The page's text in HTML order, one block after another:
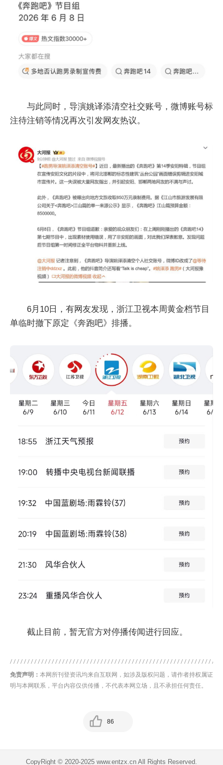
与此同时，导演姚译添清空社交账号，微博账号标
注待注销等情况再次引发网友热议。
6月10日，有网友发现，浙江卫视本周黄金档节目
单临时撤下原定《奔跑吧》排播。
截止目前，暂无官方对停播传闻进行回应。
免责声明： 本网所刊登资讯均来自互联网，如涉及版权问题，请作者持权属证
明与本网联系，平台内容仅供传播，不代表本网立场，且不承担任何责任。
86
CopyRight © 2020-2025 www.entzx.cn All Rights Reserved.